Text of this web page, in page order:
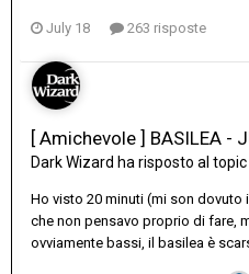
July 18 263 risposte
[ Amichevole ] BASILEA -
Dark Wizard ha risposto al topic
Ho visto 20 minuti (mi son dovuto
che non pensavo proprio di fare,
ovviamente bassi, il basilea è